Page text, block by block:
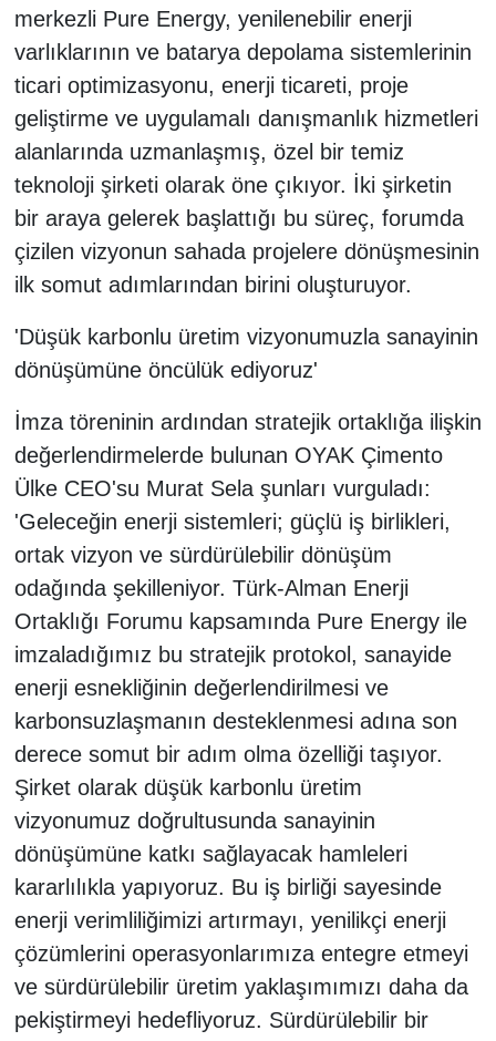
merkezli Pure Energy, yenilenebilir enerji
varlıklarının ve batarya depolama sistemlerinin
ticari optimizasyonu, enerji ticareti, proje
geliştirme ve uygulamalı danışmanlık hizmetleri
alanlarında uzmanlaşmış, özel bir temiz
teknoloji şirketi olarak öne çıkıyor. İki şirketin
bir araya gelerek başlattığı bu süreç, forumda
çizilen vizyonun sahada projelere dönüşmesinin
ilk somut adımlarından birini oluşturuyor.
'Düşük karbonlu üretim vizyonumuzla sanayinin
dönüşümüne öncülük ediyoruz'
İmza töreninin ardından stratejik ortaklığa ilişkin
değerlendirmelerde bulunan OYAK Çimento
Ülke CEO'su Murat Sela şunları vurguladı:
'Geleceğin enerji sistemleri; güçlü iş birlikleri,
ortak vizyon ve sürdürülebilir dönüşüm
odağında şekilleniyor. Türk-Alman Enerji
Ortaklığı Forumu kapsamında Pure Energy ile
imzaladığımız bu stratejik protokol, sanayide
enerji esnekliğinin değerlendirilmesi ve
karbonsuzlaşmanın desteklenmesi adına son
derece somut bir adım olma özelliği taşıyor.
Şirket olarak düşük karbonlu üretim
vizyonumuz doğrultusunda sanayinin
dönüşümüne katkı sağlayacak hamleleri
kararlılıkla yapıyoruz. Bu iş birliği sayesinde
enerji verimliliğimizi artırmayı, yenilikçi enerji
çözümlerini operasyonlarımıza entegre etmeyi
ve sürdürülebilir üretim yaklaşımımızı daha da
pekiştirmeyi hedefliyoruz. Sürdürülebilir bir